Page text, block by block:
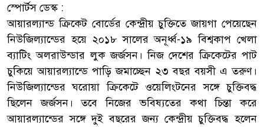
স্পোর্টস ডেস্ক :
আয়ারল্যান্ড ক্রিকেট বোর্ডের কেন্দ্রীয় চুক্তিতে জায়গা পেয়েছেন
নিউজিল্যান্ডের হয়ে ২০১৮ সালের অনূর্ধ্ব-১৯ বিশ্বকাপ খেলা
ব্যাটিং অলরাউন্ডার লুক জর্জসন। নিজ দেশের ক্রিকেটের পাট
চুকিয়ে আয়ারল্যান্ডে পাড়ি জমাচ্ছেন ২৩ বছর বয়সী এ তরুণ।
নিউজিল্যান্ডের ঘরোয়া ক্রিকেটে ওয়েলিংটনের সঙ্গে চুক্তিবদ্ধ
ছিলেন জর্জসন। তবে নিজের ভবিষ্যতের কথা চিন্তা করে
আয়ারল্যান্ডের সঙ্গে দুই বছরের জন্য কেন্দ্রীয় চুক্তিবদ্ধ হলেন